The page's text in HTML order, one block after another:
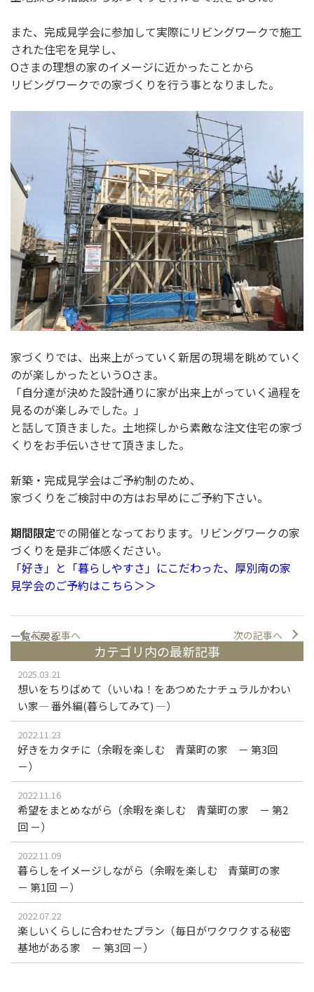
また、完成見学会に参加して実際にリビングワークで施工
された住宅を見学し、
Oさまの理想の家のイメージに近かったことから
リビングワークでの家づくりを行う事となりました。
家づくりでは、出来上がっていく新居の現場を眺めていく
のが楽しかったというOさま。
「自分達が決めた設計通りに家が出来上がっていく過程を
見るのが楽しみでした。」
と話して頂きました。土地探しから素敵な注文住宅の家づ
くりをお手伝いさせて頂きました。
新築・完成見学会はご予約制のため、
家づくりをご検討中の方はお早めにご予約下さい。
期間限定での開催となっております。リビングワークの家
づくりを是非ご体感ください。
「好き」と「暮らしやすさ」にこだわった、厚別南の家
見学会のご予約はこちら＞＞
前の記事へ 次の記事へ
一覧へ戻る
カテゴリ内の最新記事
2025.03.21
想いをちりばめて（いいね！をあつめたナチュラルかわい
い家― 番外編(暮らしてみて) ―）
2022.11.23
好きをカタチに（余暇を楽しむ 青葉町の家 － 第3回
－）
2022.11.16
希望をまとめながら（余暇を楽しむ 青葉町の家 － 第2
回 －）
2022.11.09
暮らしをイメージしながら（余暇を楽しむ 青葉町の家
－ 第1回 －）
2022.07.22
楽しいくらしに合わせたプラン（毎日がワクワクする秘密
基地がある家 － 第3回 －）